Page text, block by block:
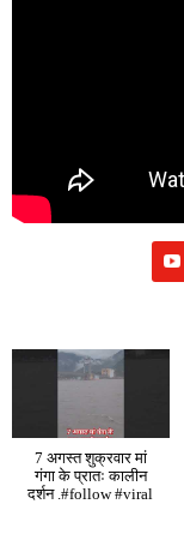
7 अगस्त शुक्रवार मां
गंगा के प्रातः कालीन
दर्शन .#follow #viral